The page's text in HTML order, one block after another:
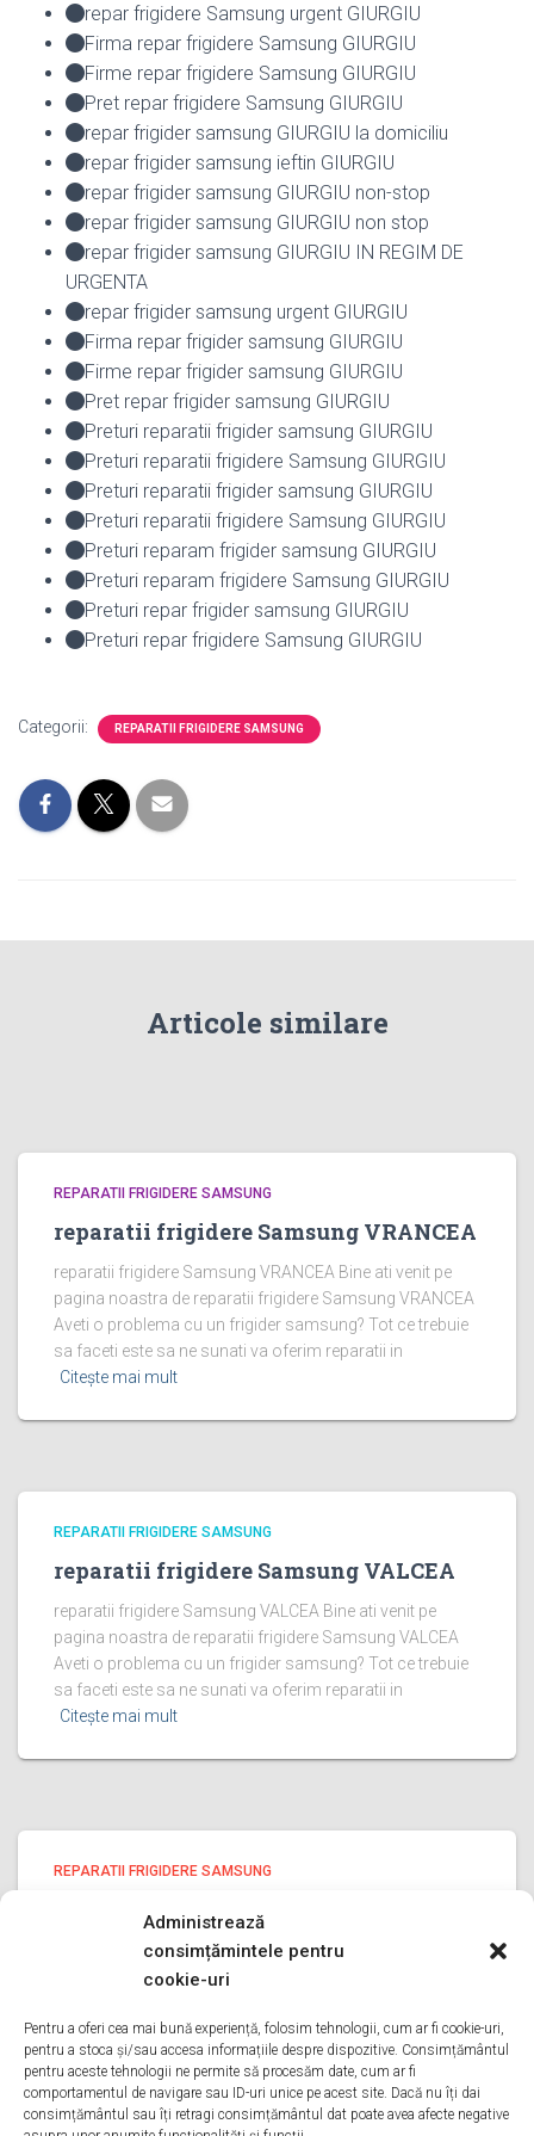
Administrează
consimțămintele pentru
cookie-uri
Pentru a oferi cea mai bună experiență, folosim tehnologii, cum ar fi cookie-uri,
pentru a stoca și/sau accesa informațiile despre dispozitive. Consimțământul
pentru aceste tehnologii ne permite să procesăm date, cum ar fi
comportamentul de navigare sau ID-uri unice pe acest site. Dacă nu îți dai
consimțământul sau îți retragi consimțământul dat poate avea afecte negative
repar frigidere Samsung urgent GIURGIU
Firma repar frigidere Samsung GIURGIU
Firme repar frigidere Samsung GIURGIU
Pret repar frigidere Samsung GIURGIU
repar frigider samsung GIURGIU la domiciliu
repar frigider samsung ieftin GIURGIU
repar frigider samsung GIURGIU non-stop
repar frigider samsung GIURGIU non stop
repar frigider samsung GIURGIU IN REGIM DE
URGENTA
repar frigider samsung urgent GIURGIU
Firma repar frigider samsung GIURGIU
Firme repar frigider samsung GIURGIU
Pret repar frigider samsung GIURGIU
Preturi reparatii frigider samsung GIURGIU
Preturi reparatii frigidere Samsung GIURGIU
Preturi reparatii frigider samsung GIURGIU
Preturi reparatii frigidere Samsung GIURGIU
Preturi reparam frigider samsung GIURGIU
Preturi reparam frigidere Samsung GIURGIU
Preturi repar frigider samsung GIURGIU
Preturi repar frigidere Samsung GIURGIU
Categorii: REPARATII FRIGIDERE SAMSUNG
Articole similare
REPARATII FRIGIDERE SAMSUNG
reparatii frigidere Samsung VRANCEA
reparatii frigidere Samsung VRANCEA Bine ati venit pe
pagina noastra de reparatii frigidere Samsung VRANCEA
Aveti o problema cu un frigider samsung? Tot ce trebuie
sa faceti este sa ne sunati va oferim reparatii in
Citește mai mult
REPARATII FRIGIDERE SAMSUNG
reparatii frigidere Samsung VALCEA
reparatii frigidere Samsung VALCEA Bine ati venit pe
pagina noastra de reparatii frigidere Samsung VALCEA
Aveti o problema cu un frigider samsung? Tot ce trebuie
sa faceti este sa ne sunati va oferim reparatii in
Citește mai mult
REPARATII FRIGIDERE SAMSUNG
reparatii frigidere Samsung PRAHOVA
reparatii frigidere Samsung PRAHOVA Bine ati venit pe
pagina noastra de reparatii frigidere Samsung PRAHOVA
sa faceti este sa ne sunati va oferim reparatii in
Citește mai mult